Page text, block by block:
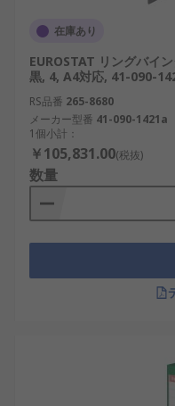
在庫あり
EUROSTAT リングバイ
黒, 4, A4対応, 41-090-
RS品番 265-8680
メーカー型番 41-090-1421a
1個小計：
￥105,831.00(税抜)
数量